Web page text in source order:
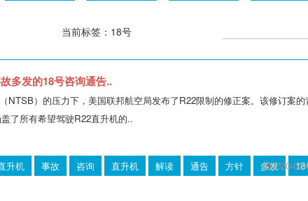
当前标签：18号
多发的18号咨询通告..
NTSB）的压力下，美国联邦航空局发布了R22限制的修正案。该修订案
了所有希望驾驶R22直升机的..
升机 事故 咨询 直升机 解读 通告 方针 多发 18
2020-